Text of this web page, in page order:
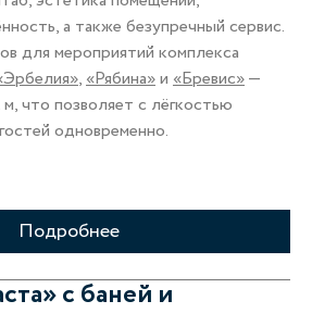
а также безупречный сервис.
для мероприятий комплекса
,«Рябина»и «Бревис»—
что позволяет с лёгкостью
одновременно.
Подробнее
с баней и